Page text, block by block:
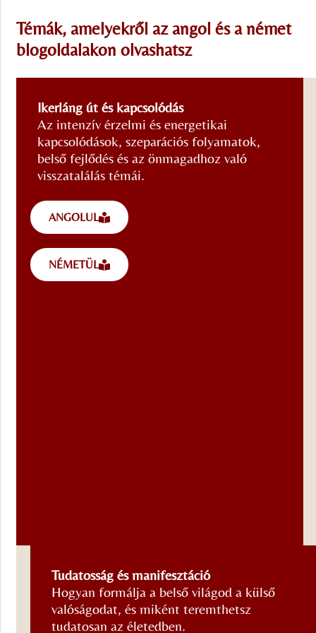
Témák, amelyekről az angol és a német
blogoldalakon olvashatsz
Ikerláng út és kapcsolódás
Az intenzív érzelmi és energetikai
kapcsolódások, szeparációs folyamatok,
belső fejlődés és az önmagadhoz való
visszatalálás témái.
ANGOLUL
NÉMETÜL
Lélekút
életfeladat
Hogyan
Tudatosság és manifesztáció
Hogyan formálja a belső világod a külső
valóságodat, és miként teremthetsz
tudatosan az életedben.